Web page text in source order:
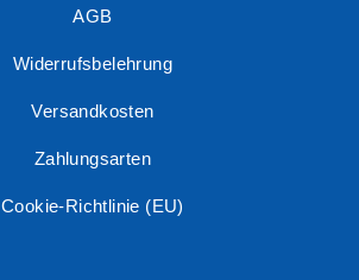
AGB
Widerrufsbelehrung
Versandkosten
Zahlungsarten
Cookie-Richtlinie (EU)